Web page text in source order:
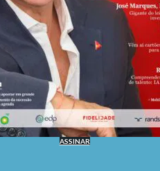
ASSINAR